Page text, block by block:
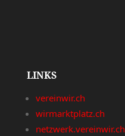
LINKS
vereinwir.ch
wirmarktplatz.ch
netzwerk.vereinwir.ch